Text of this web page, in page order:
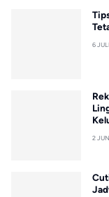
6
2